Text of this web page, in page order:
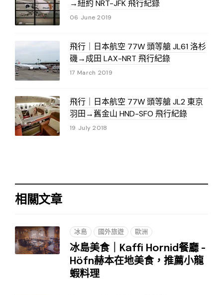
→紐約 NRT-JFK 飛行紀錄
06 June 2019
飛行｜日本航空 77W 頭等艙 JL61 洛杉
磯→成田 LAX-NRT 飛行紀錄
17 March 2019
飛行｜日本航空 77W 頭等艙 JL2 東京
羽田→舊金山 HND-SFO 飛行紀錄
19 July 2018
相關文章
冰島 國外旅遊 歐洲
冰島美食｜Kaffi Hornid餐廳 -
Höfn赫本在地美食，推薦小龍
蝦料理